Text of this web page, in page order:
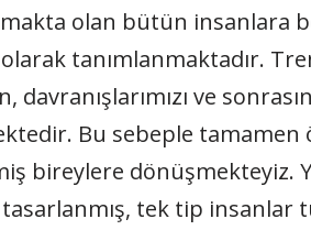
olan bütün insanlara
tanımlanmaktadır.
davranışlarımızı ve
Bu sebeple
bireylere
tek tip